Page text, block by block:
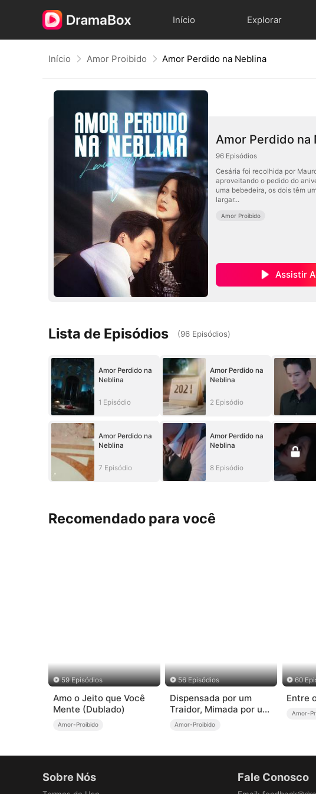
Início Explorar
Início Amor Proibido Amor Perdido na Neblina
Amor Perdido na
96 Episódios
Cesária foi recolhida por
aproveitando o pedido do
uma bebedeira, os dois têm
largar...
Amor Proibido
Assistir
Lista de Episódios (96 Episódios)
Amor Perdido na
Neblina
1 Episódio
Amor Perdido na
Neblina
2 Episódio
Amor Perdido na
Neblina
7 Episódio
Amor Perdido na
Neblina
8 Episódio
Recomendado para você
59 Episódios
Amo o Jeito que Você
Mente (Dublado)
Amor-Proibido
56 Episódios
Dispensada por um
Traidor, Mimada por um
Bilionário
Amor-Proibido
60
Entre
Amor-
Sobre Nós Fale Conosco